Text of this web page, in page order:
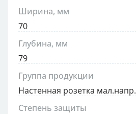
Ширина, мм
70
Глубина, мм
79
Группа продукции
Настенная розетка мал.напр.
Степень защиты